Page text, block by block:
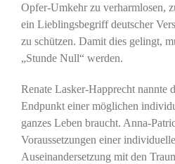
Opfer-Umkehr zu verharmlosen,
ein Lieblingsbegriff deutscher
zu schützen. Damit dies gelingt,
„Stunde Null“ werden.
Renate Lasker-Happrecht nannte
Endpunkt einer möglichen
ganzes Leben braucht. Anna-
Voraussetzungen einer
Auseinandersetzung mit den